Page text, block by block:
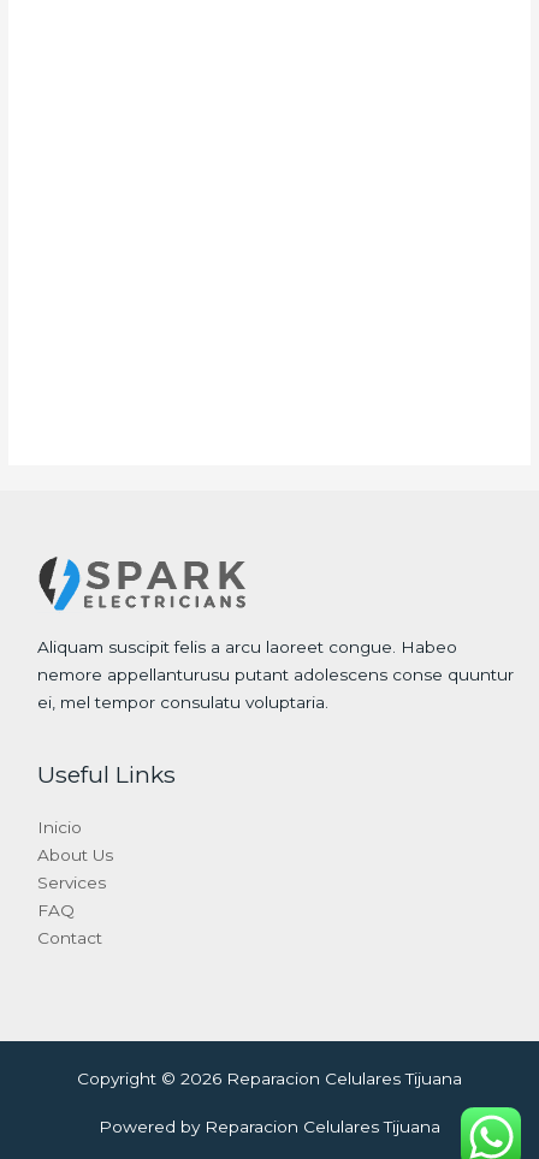
Aliquam suscipit felis a arcu laoreet congue. Habeo
nemore appellanturusu putant adolescens conse quuntur
ei, mel tempor consulatu voluptaria.
Useful Links
Inicio
About Us
Services
FAQ
Contact
Copyright © 2026 Reparacion Celulares Tijuana
Powered by Reparacion Celulares Tijuana